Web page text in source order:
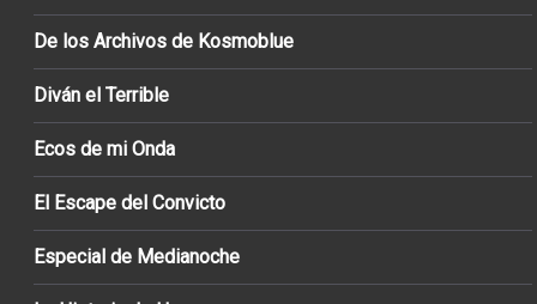
De los Archivos de Kosmoblue
Diván el Terrible
Ecos de mi Onda
El Escape del Convicto
Especial de Medianoche